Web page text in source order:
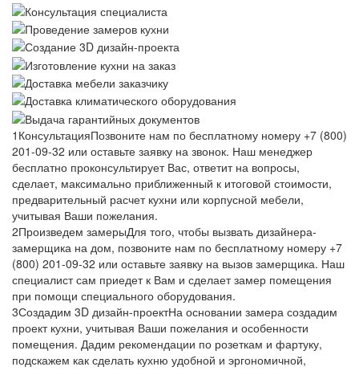
1 КонсультацияПозвоните нам по бесплатному номеру +7 (800)
201-09-32 или оставьте заявку на звонок. Наш менеджер
бесплатно проконсультирует Вас, ответит на вопросы,
сделает, максимально приближенный к итоговой стоимости,
предварительный расчет кухни или корпусной мебели,
учитывая Ваши пожелания.
2Произведем замерыДля того, чтобы вызвать дизайнера-
замерщика на дом, позвоните нам по бесплатному номеру +7
(800) 201-09-32 или оставьте заявку на вызов замерщика. Наш
специалист сам приедет к Вам и сделает замер помещения
при помощи специального оборудования.
3Создадим 3D дизайн-проектНа основании замера создадим
проект кухни, учитывая Ваши пожелания и особенности
помещения. Дадим рекомендации по розеткам и фартуку,
подскажем как сделать кухню удобной и эргономичной,